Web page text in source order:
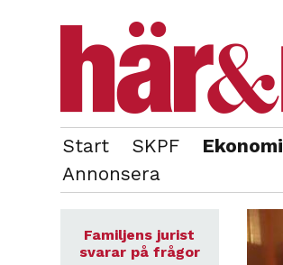
Start SKPF Ekonomi
Annonsera
OM REDAKTIONEN
Familjens jurist
svarar på frågor